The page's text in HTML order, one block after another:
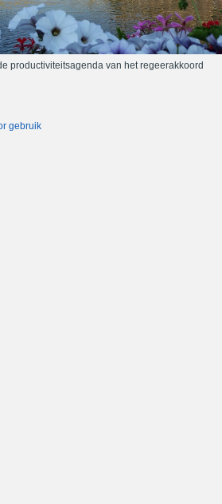
productiviteitsagenda van het regeerakkoord
gebruik